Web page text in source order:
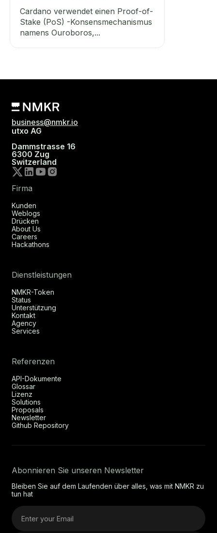
Cardano verwendet einen Proof-of-
Stake (PoS) -Konsensmechanismus
namens Ouroboros,...
business@nmkr.io
utxo AG
Dammstrasse 16
6300 Zug
Switzerland
Firma
Kunden
Weblogs
Drücken
About Us
Careers
Hackathons
Dienstleistungen
NMKR-Token
Status
Unterstützung
Kontakt
Agency
Services
Referenzen
API-Dokumente
Glossar
Lizenz
Solutions
Proposals
Newsletter
Github Repository
Abonnieren Sie unseren Newsletter
Bleiben Sie auf dem Laufenden über alles, was mit NMKR zu
tun hat